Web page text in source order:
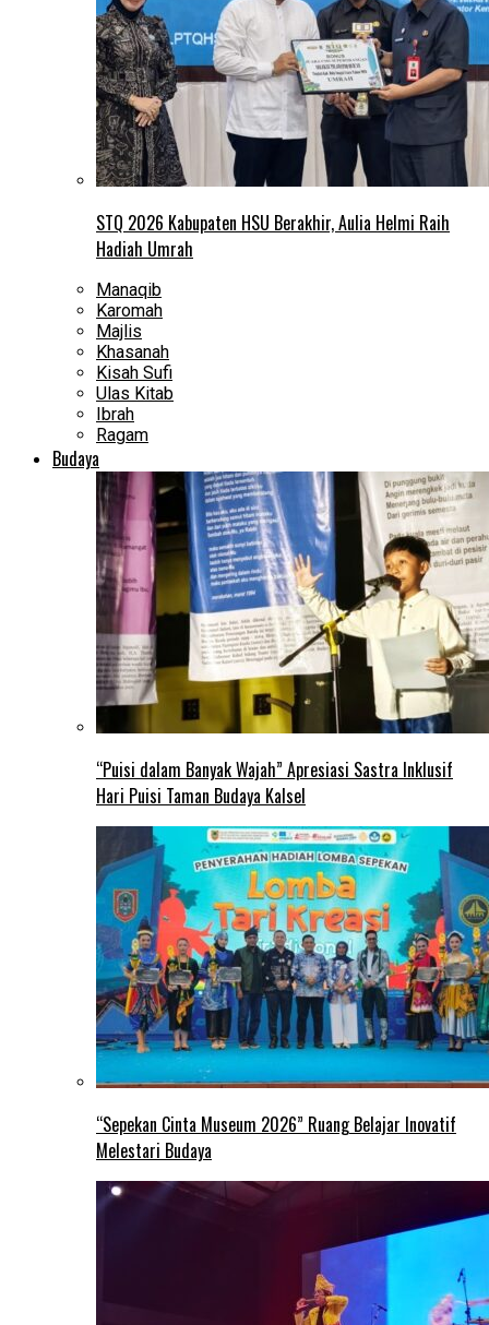
STQ 2026 Kabupaten HSU Berakhir, Aulia Helmi Raih
Hadiah Umrah
Manaqib
Karomah
Majlis
Khasanah
Kisah Sufi
Ulas Kitab
Ibrah
Ragam
Budaya
“Puisi dalam Banyak Wajah” Apresiasi Sastra Inklusif
Hari Puisi Taman Budaya Kalsel
“Sepekan Cinta Museum 2026” Ruang Belajar Inovatif
Melestari Budaya